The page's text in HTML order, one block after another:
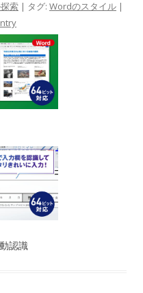
索 | タグ: Wordのスタイル |
認識